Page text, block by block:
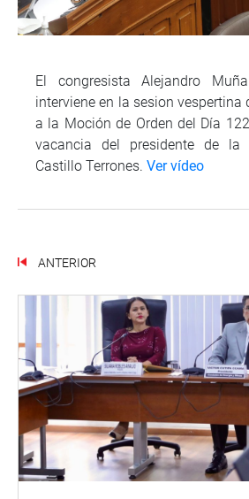
El congresista Alejandro
interviene en la sesion vespertina
a la Moción de Orden del Día
vacancia del presidente de la
Castillo Terrones. Ver vídeo
ANTERIOR